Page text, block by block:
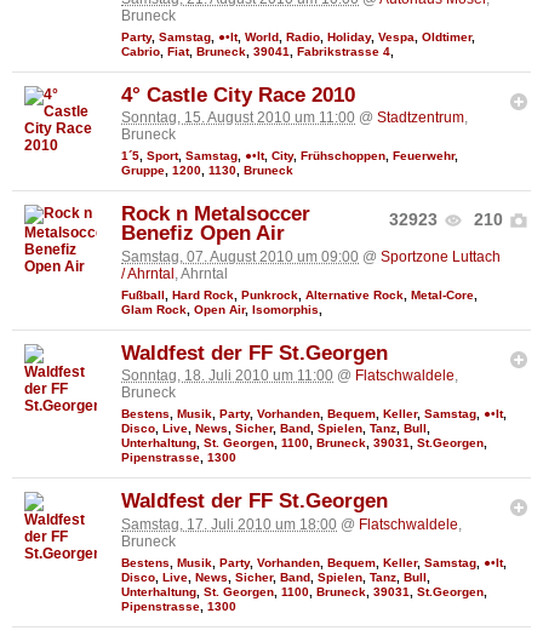
Bruneck
Party, Samstag ●•It, World Radio Holiday, Vespa Oldtimer,
Cabrio Fiat, Bruneck 39041 Fabrikstrasse 4
4° Castle City Race 2010
Sonntag, 15. August 2010 um 11:00 @ Stadtzentrum,
Bruneck
1´5, Sport, Samstag, ●•It, City, Frühschoppen, Feuerwehr,
Gruppe, 1200, 1130, Bruneck
32923 210
Rock n Metalsoccer
Benefiz Open Air
Samstag, 07. August 2010 um 09:00 @ Sportzone Luttach
/ Ahrntal, Ahrntal
Fußball Hard Rock Punkrock Alternative Rock Metal-Core
Glam Rock Open Air, Isomorphis
Waldfest der FF St.Georgen
Sonntag, 18. Juli 2010 um 11:00 @ Flatschwaldele,
Bruneck
Bestens Musik Party, Vorhanden Bequem Keller, Samstag ●•It,
Disco Live News Sicher, Band Spielen Tanz Bull
Unterhaltung St. Georgen 1100 Bruneck 39031 St.Georgen
Pipenstrasse 1300
Waldfest der FF St.Georgen
Samstag, 17. Juli 2010 um 18:00 @ Flatschwaldele
Bruneck
Bestens Musik Party, Vorhanden Bequem Keller, Samstag ●•It,
Disco Live News Sicher, Band Spielen Tanz Bull
Unterhaltung St. Georgen 1100 Bruneck 39031 St.Georgen
Pipenstrasse 1300